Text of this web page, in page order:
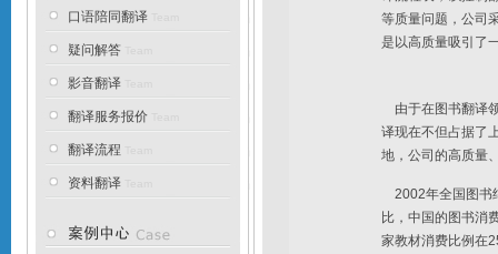
口语陪同翻译
疑问解答
影音翻译
翻译服务报价
翻译流程
资料翻译
等质量问题，公司
是以高质量吸引了
由于在图书翻译
译现在不但占据了
地，公司的高质量
2002年全国图书
比，中国的图书消
家教材消费比例在